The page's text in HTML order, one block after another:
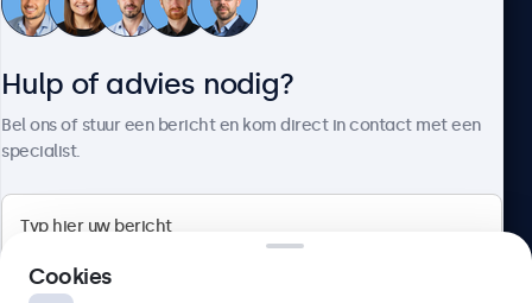
Klantenservice
Hulp of advies nodig?
Bel ons of stuur een bericht en kom direct in contact met een
specialist.
Cookies